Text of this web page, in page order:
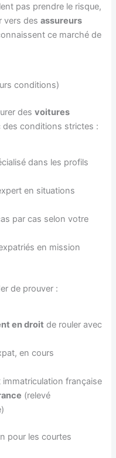
pas prendre le risque,
vers desassureurs
ce marché de
conditions)
desvoitures
des conditions strictes :
dans les profils
en situations
par cas selon votre
en mission
de prouver :
en droit de rouler avec
en cours
immatriculation française
(relevé
pour les courtes